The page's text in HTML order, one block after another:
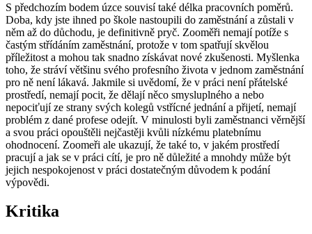
S předchozím bodem úzce souvisí také délka pracovních poměrů.
Doba, kdy jste ihned po škole nastoupili do zaměstnání a zůstali v
něm až do důchodu, je definitivně pryč. Zooměři nemají potíže s
častým střídáním zaměstnání, protože v tom spatřují skvělou
příležitost a mohou tak snadno získávat nové zkušenosti. Myšlenka
toho, že stráví většinu svého profesního života v jednom zaměstnání
pro ně není lákavá. Jakmile si uvědomí, že v práci není přátelské
prostředí, nemají pocit, že dělají něco smysluplného a nebo
nepociťují ze strany svých kolegů vstřícné jednání a přijetí, nemají
problém z dané profese odejít. V minulosti byli zaměstnanci věrnější
a svou práci opouštěli nejčastěji kvůli nízkému platebnímu
ohodnocení. Zoomeři ale ukazují, že také to, v jakém prostředí
pracují a jak se v práci cítí, je pro ně důležité a mnohdy může být
jejich nespokojenost v práci dostatečným důvodem k podání
výpovědi.
Kritika